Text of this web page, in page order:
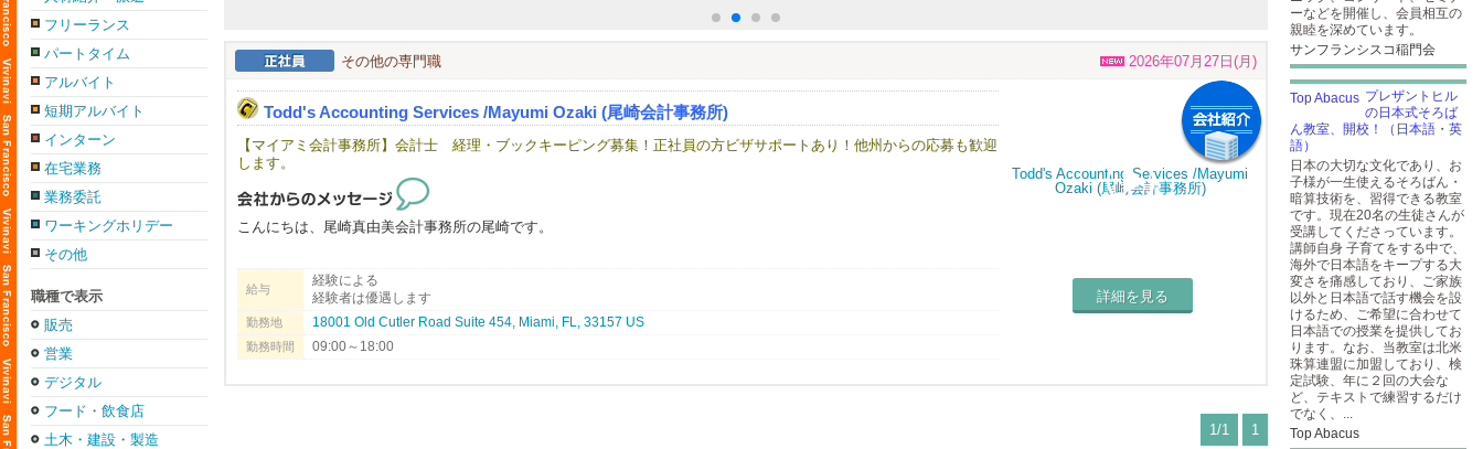
フリーランス
パートタイム
アルバイト
短期アルバイト
インターン
在宅業務
業務委託
ワーキングホリデー
その他
職種で表示
販売
営業
デジタル
フード・飲食店
土木・建設・製造
その他の専門職 2026年07月27日(月)
Todd's Accounting Services /Mayumi Ozaki (尾崎会計事務所)
【マイアミ会計事務所】会計士 経理・ブックキーピング募集！正社員の方ビザサポートあり！他州からの応募も歓迎
します。
こんにちは、尾崎真由美会計事務所の尾崎です。
私たちはフロリダ州マイアミとワシントン州シアトルにオフィスを構え、アメリカでの会社設立サービスを行なってい
ます。
簡単、迅速、低価格でアメリカでの会社設立をお手伝いしております。
また、個人のお客様においては、ご本人様、ご家族様の財産蓄積、安心できる老後プランや適切なご投資をご提案致し
ております。
給与
経験による
経験者は優遇します
勤務地 18001 Old Cutler Road Suite 454, Miami, FL, 33157 US
勤務時間 09:00～18:00
詳細を見る
1/1 1
ーなどを開催し、会員相互の
親睦を深めています。
サンフランシスコ稲門会
プレザントヒル
の日本式そろば
ん教室、開校！（日本語・英
語）
日本の大切な文化であり、お
子様が一生使えるそろばん・
暗算技術を、習得できる教室
です。現在20名の生徒さんが
受講してくださっています。
講師自身 子育てをする中で、
海外で日本語をキープする大
変さを痛感しており、ご家族
以外と日本語で話す機会を設
けるため、ご希望に合わせて
日本語での授業を提供してお
ります。なお、当教室は北米
珠算連盟に加盟しており、検
定試験、年に２回の大会な
ど、テキストで練習するだけ
でなく、...
Top Abacus